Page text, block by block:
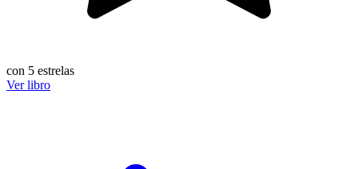
con 5 estrelas
Ver libro